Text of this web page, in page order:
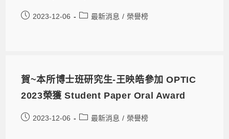
2023-12-06 最新消息 / 榮譽榜
賀~本所博士班研究生-王映皓參加 OPTIC
2023榮獲 Student Paper Oral Award
2023-12-06 最新消息 / 榮譽榜